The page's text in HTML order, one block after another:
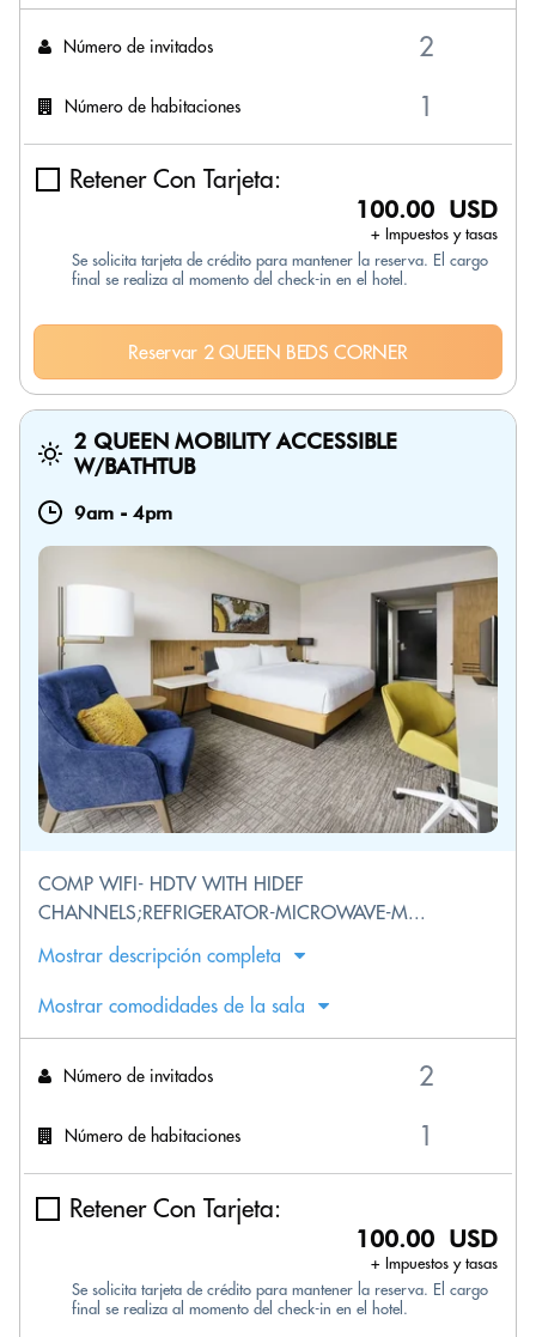
Número de invitados
Número de habitaciones
Retener Con Tarjeta:
100.00 USD
+ Impuestos y tasas
Se solicita tarjeta de crédito para mantener la reserva. El cargo
final se realiza al momento del check-in en el hotel.
Reservar 2 QUEEN BEDS CORNER
2 QUEEN MOBILITY ACCESSIBLE
W/BATHTUB
9am - 4pm
COMP WIFI- HDTV WITH HIDEF
CHANNELS;REFRIGERATOR-MICROWAVE-M...
Mostrar descripción completa
Mostrar comodidades de la sala
Número de invitados
Número de habitaciones
Retener Con Tarjeta:
100.00 USD
+ Impuestos y tasas
Se solicita tarjeta de crédito para mantener la reserva. El cargo
final se realiza al momento del check-in en el hotel.